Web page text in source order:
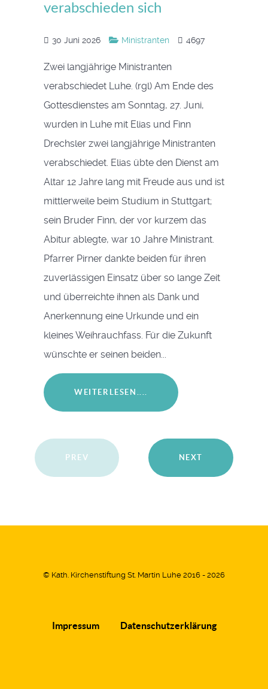
verabschieden sich
30 Juni 2026 Ministranten 4697
Zwei langjährige Ministranten
verabschiedet Luhe. (rgl) Am Ende des
Gottesdienstes am Sonntag, 27. Juni,
wurden in Luhe mit Elias und Finn
Drechsler zwei langjährige Ministranten
verabschiedet. Elias übte den Dienst am
Altar 12 Jahre lang mit Freude aus und ist
mittlerweile beim Studium in Stuttgart;
sein Bruder Finn, der vor kurzem das
Abitur ablegte, war 10 Jahre Ministrant.
Pfarrer Pirner dankte beiden für ihren
zuverlässigen Einsatz über so lange Zeit
und überreichte ihnen als Dank und
Anerkennung eine Urkunde und ein
kleines Weihrauchfass. Für die Zukunft
wünschte er seinen beiden...
WEITERLESEN....
PREV NEXT
© Kath. Kirchenstiftung St. Martin Luhe 2016 - 2026
Impressum Datenschutzerklärung